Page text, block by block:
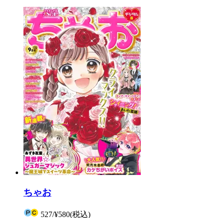
ちゃお
527/¥580(税込)